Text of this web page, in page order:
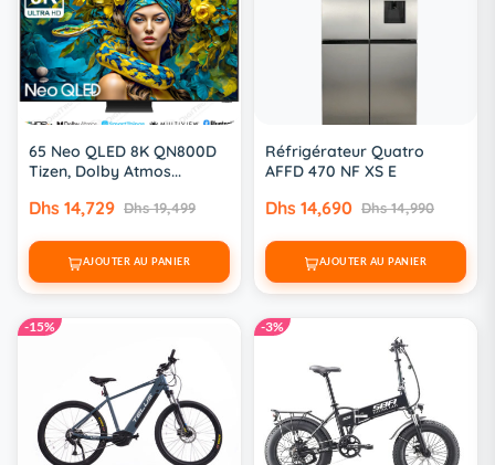
65 Neo QLED 8K QN800D
Tizen, Dolby Atmos...
Dhs 14,729 Dhs 19,499
AJOUTER AU PANIER
Réfrigérateur Quatro
AFFD 470 NF XS E
Dhs 14,690 Dhs 14,990
AJOUTER AU PANIER
-15% -3%